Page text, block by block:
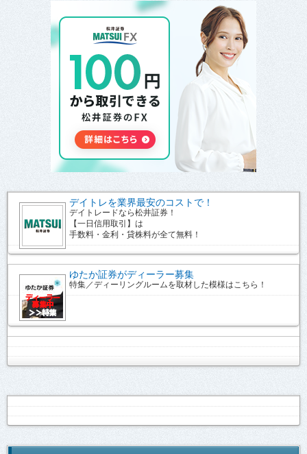
デイトレを業界最安のコストで！
デイトレードなら松井証券！
【一日信用取引】は
手数料・金利・貸株料が全て無料！
ゆたか証券がディーラー募集
特集／ディーリングルームを取材した模様はこちら！